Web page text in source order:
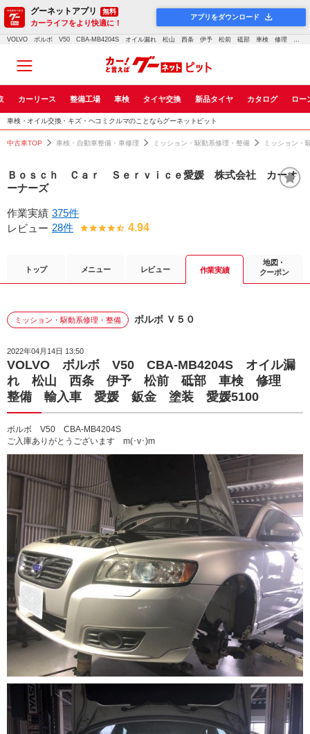
グーネットアプリ 無料
カーライフをより快適に！
アプリをダウンロード
VOLVO ボルボ V50 CBA-MB4204S オイル漏れ 松山 西条 伊予 松前 砥部 車検 修理 整備 輸入車 愛媛 鈑金 塗装 愛媛5100｜車検・点検・修理のグーネットピット
カーリース 整備工場 車検 タイヤ交換 新品タイヤ カタログ ロー
車検・オイル交換・キズ・ヘコミクルマのことならグーネットピット
中古車TOP 車検・自動車整備・車修理 ミッション・駆動系修理・整備 ミッション・
Ｂｏｓｃｈ Ｃａｒ Ｓｅｒｖｉｃｅ愛媛 株式会社 カーオ
ーナーズ
作業実績 375件
レビュー 28件 4.94
トップ メニュー レビュー 作業実績
地図・
クーポン
ミッション・駆動系修理・整備 ボルボ Ｖ５０
2022年04月14日 13:50
VOLVO ボルボ V50 CBA-MB4204S オイル漏
れ 松山 西条 伊予 松前 砥部 車検 修理
整備 輸入車 愛媛 鈑金 塗装 愛媛5100
ボルボ V50 CBA-MB4204S
ご入庫ありがとうございます m(･v･)m